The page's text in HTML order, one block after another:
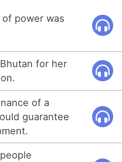
power was
for her
of a
guarantee